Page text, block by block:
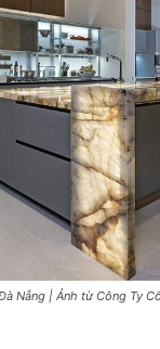
Nẵng | Ảnh từ Công Ty